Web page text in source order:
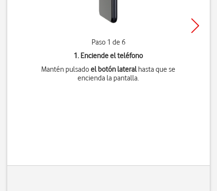
Paso 1 de 6
1. Enciende el teléfono
Mantén pulsadoel botón lateralhasta que se
encienda la pantalla.